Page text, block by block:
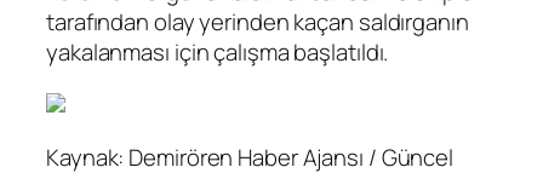
tarafından olay yerinden kaçan saldırganın
yakalanması için çalışma başlatıldı.
Kaynak: Demirören Haber Ajansı / Güncel